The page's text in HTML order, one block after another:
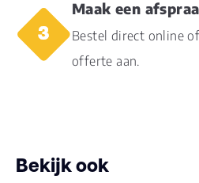
Maak een
Bestel direct online
offerte aan.
Bekijk ook